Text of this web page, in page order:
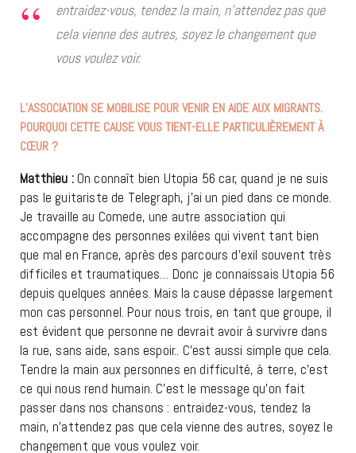
entraidez-vous, tendez la main, n’attendez pas que
cela vienne des autres, soyez le changement que
vous voulez voir.
L’ASSOCIATION SE MOBILISE POUR VENIR EN AIDE AUX MIGRANTS.
POURQUOI CETTE CAUSE VOUS TIENT-ELLE PARTICULIÈREMENT À
CŒUR ?
Matthieu : On connaît bien Utopia 56 car, quand je ne suis
pas le guitariste de Telegraph, j’ai un pied dans ce monde.
Je travaille au Comede, une autre association qui
accompagne des personnes exilées qui vivent tant bien
que mal en France, après des parcours d’exil souvent très
difficiles et traumatiques… Donc je connaissais Utopia 56
depuis quelques années. Mais la cause dépasse largement
mon cas personnel. Pour nous trois, en tant que groupe, il
est évident que personne ne devrait avoir à survivre dans
la rue, sans aide, sans espoir.. C’est aussi simple que cela.
Tendre la main aux personnes en difficulté, à terre, c’est
ce qui nous rend humain. C’est le message qu’on fait
passer dans nos chansons : entraidez-vous, tendez la
main, n’attendez pas que cela vienne des autres, soyez le
changement que vous voulez voir.